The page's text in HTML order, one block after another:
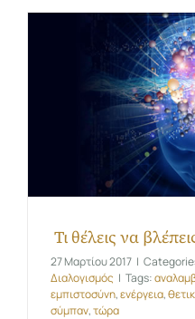
Τι θέλεις να
27 Μαρτίου 2017 |
Διαλογισμός | Tags:
εμπιστοσύνη,ενέργεια,
σύμπαν,τώρα